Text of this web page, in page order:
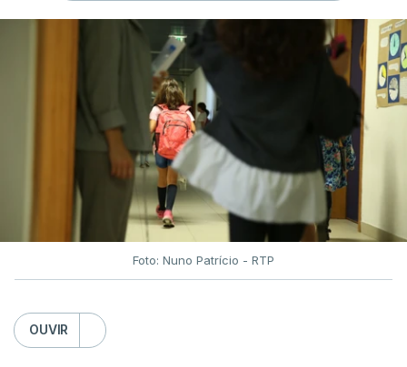
Foto: Nuno Patrício - RTP
OUVIR